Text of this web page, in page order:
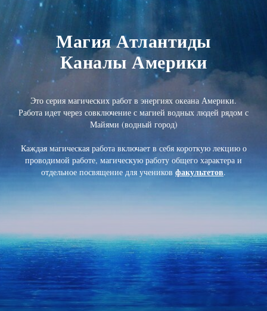
Магия Атлантиды
Каналы Америки
Это серия магических работ в энергиях океана Америки.
Работа идет через совключение с магией водных людей рядом с
Майями (водный город)
Каждая магическая работа включает в себя короткую лекцию о
проводимой работе, магическую работу общего характера и
отдельное посвящение для учеников факультетов.